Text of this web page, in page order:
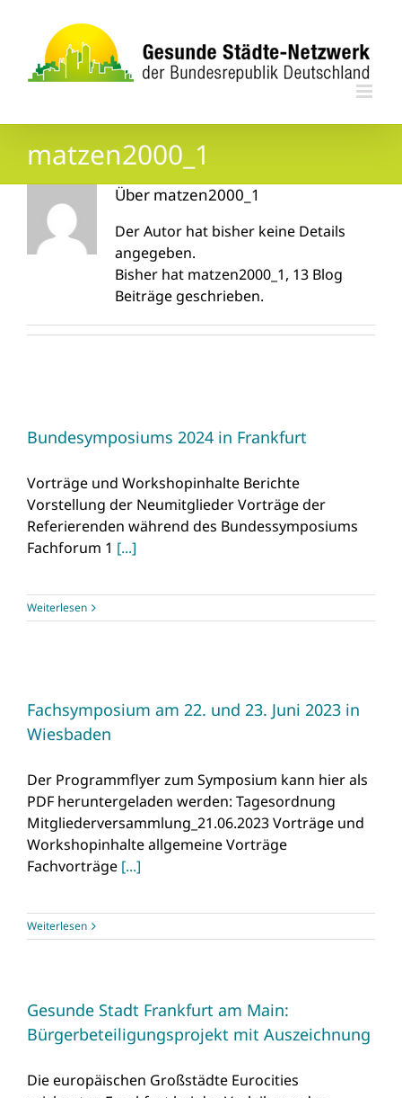
springen
matzen2000_1
Über matzen2000_1
Der Autor hat bisher keine Details
angegeben.
Bisher hat matzen2000_1, 13 Blog
Beiträge geschrieben.
Bundesymposiums 2024 in Frankfurt
Vorträge und Workshopinhalte Berichte
Vorstellung der Neumitglieder Vorträge der
Referierenden während des Bundessymposiums
Fachforum 1 [...]
Weiterlesen
Fachsymposium am 22. und 23. Juni 2023 in
Wiesbaden
Der Programmflyer zum Symposium kann hier als
PDF heruntergeladen werden: Tagesordnung
Mitgliederversammlung_21.06.2023 Vorträge und
Workshopinhalte allgemeine Vorträge
Fachvorträge [...]
Weiterlesen
Gesunde Stadt Frankfurt am Main:
Bürgerbeteiligungsprojekt mit Auszeichnung
Die europäischen Großstädte Eurocities